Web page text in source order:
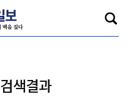
검색결과